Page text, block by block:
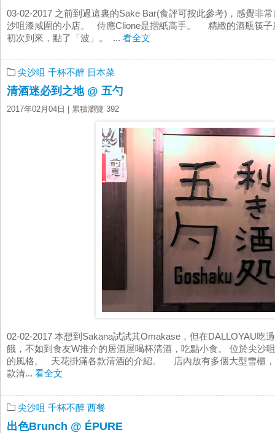
03-02-2017 之前到過這裏的Sake Bar(食評可按此參考)，感覺非
沙咀漆咸圍的小店。 侍應Clione是摺紙高手。 精緻的酒瓶筷
初次到來，點了「波」。 ... 看全文
尖沙咀 千杯不醉 日本菜
清酒迷必到之地 @ 五勺
2017年02月04日 | 累積瀏覽 392
02-02-2017 本想到Sakana試試其Omakase，但在DALLOYAU吃
餓，不如到食友W推介的居酒屋喝杯清酒，吃點小食。 位於尖
的風格。 天花掛滿各款清酒的介紹。 店內放有多個大型雪櫃
款清... 看全文
尖沙咀 千杯不醉 西餐
出色Brunch @ ÉPURE